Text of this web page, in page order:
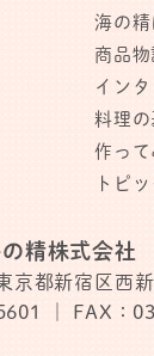
海の精
商品物
イン
料理の
作って
トピ
精株式会社
京都新宿区西
｜ FAX：